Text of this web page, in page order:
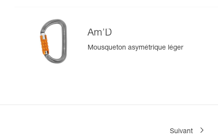
Am’D
Mousqueton asymétrique léger
Suivant